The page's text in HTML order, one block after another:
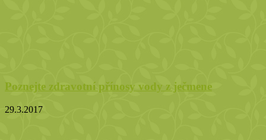
Poznejte zdravotní přínosy vody z ječmene
29.3.2017